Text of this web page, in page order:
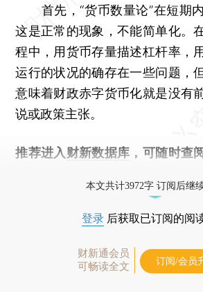
首先，“货币数量论”在短期内
这是正常的现象，不能简单化。
程中，用货币存量描述杠杆率，
运行的状况的确存在一些问题，
意味着财政赤字货币化就是没有
说或政策主张。
推荐进入 财新数据库 ，可随时查
本文共计3972字 订阅后继
登录 后获取已订阅的阅
财新通会员
可畅读全文
订阅/会员